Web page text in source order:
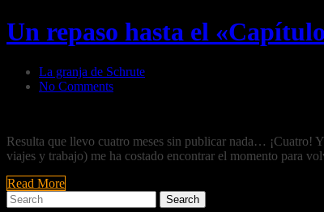
Un repaso hasta el
La granja de Schrute
No Comments
Resulta que llevo cuatro meses sin publicar nada… ¡Cuatro!
viajes y trabajo) me ha costado encontrar el momento para
Read More